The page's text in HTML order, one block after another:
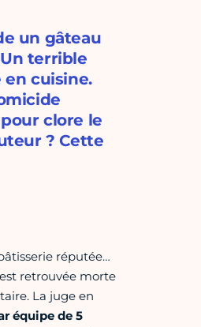
un gâteau
terrible
cuisine.
clore le
? Cette
réputée…
retrouvée morte
La juge en
équipe de 5